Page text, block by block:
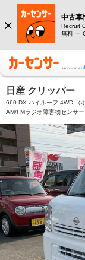
中古車
Recruit
無料 －
日産 クリッパー
660 DX ハイルーフ 4WD （
AM/FMラジオ障害物センサ